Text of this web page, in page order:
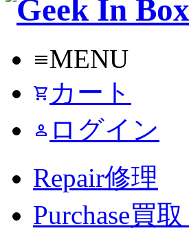
menuMENU
shopping_cart カート
person ログイン
Repair修理
Purchase買